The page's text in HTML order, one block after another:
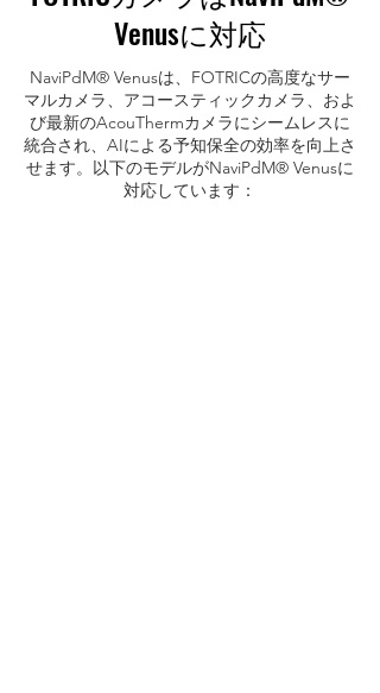
Venusに対応
NaviPdM® Venusは、FOTRICの高度なサー
マルカメラ、アコースティックカメラ、およ
び最新のAcouThermカメラにシームレスに
統合され、AIによる予知保全の効率を向上さ
せます。以下のモデルがNaviPdM® Venusに
対応しています：